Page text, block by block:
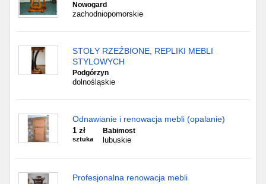
Nowogard
zachodniopomorskie
STOŁY RZEŹBIONE, REPLIKI MEBLI
STYLOWYCH
Podgórzyn
dolnośląskie
Odnawianie i renowacja mebli (opalanie)
1 zł
sztuka
Babimost
lubuskie
Profesjonalna renowacja mebli